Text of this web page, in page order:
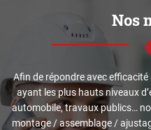
Nos
Afin de répondre avec
ayant les plus hauts niveaux
automobile, travaux publics…
montage / assemblage /